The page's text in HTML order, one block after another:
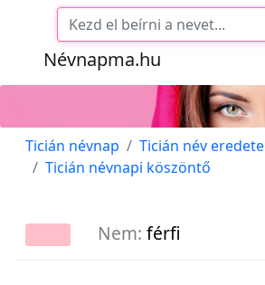
Névnapma.hu
Ticián névnap
Ticián név eredete
Ticián névnapi köszöntő
Nem: férfi